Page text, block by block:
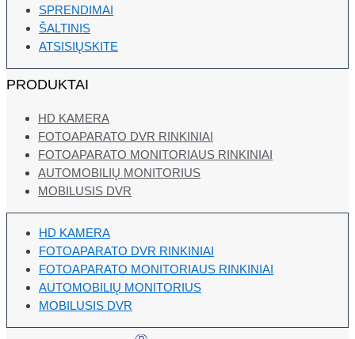
SPRENDIMAI
ŠALTINIS
ATSISIŲSKITE
PRODUKTAI
HD KAMERA
FOTOAPARATO DVR RINKINIAI
FOTOAPARATO MONITORIAUS RINKINIAI
AUTOMOBILIŲ MONITORIUS
MOBILUSIS DVR
HD KAMERA
FOTOAPARATO DVR RINKINIAI
FOTOAPARATO MONITORIAUS RINKINIAI
AUTOMOBILIŲ MONITORIUS
MOBILUSIS DVR